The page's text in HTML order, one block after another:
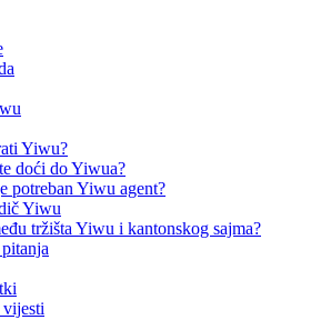
Yiwu?
doći do Yiwua?
potreban Yiwu agent?
Yiwu
tržišta Yiwu i kantonskog sajma?